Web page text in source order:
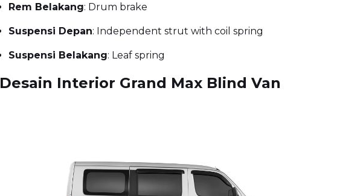
Rem Belakang: Drum brake
Suspensi Depan: Independent strut with coil spring
Suspensi Belakang: Leaf spring
Desain Interior Grand Max Blind Van